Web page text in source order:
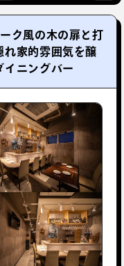
ク風の木の扉と打
れ家的雰囲気を醸
イニングバー